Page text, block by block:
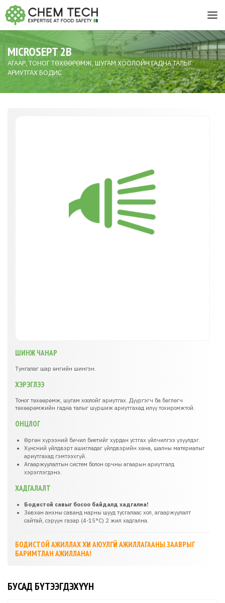
MICROSEPT 2B
АГААР, ТОНОГ ТӨХӨӨРӨМЖ, ШУГАМ ХООЛОЙН ГАДНА ТАЛЫГ
АРИУТГАХ БОДИС
ШИНЖ ЧАНАР
Тунгалаг шар өнгийн шингэн.
ХЭРЭГЛЭЭ
Тоног төхөөрөмж, шугам хоолойг ариутгах. Дүүргэгч ба бөглөгч
төхөөрөмжийн гадна талыг шүршиж ариутгахад илүү тохиромжтой.
ОНЦЛОГ
Өргөн хүрээний бичил биетийг хурдан устгах үйлчилгээ үзүүлдэг.
Хүнсний үйлдвэрт ашигладаг үйлдвэрийн хана, шалны материалыг
ариутгахад гэмтээхгүй.
Агааржуулалтын систем болон орчны агаарын ариутгалд
хэрэглэгдэнэ.
ХАДГАЛАЛТ
Бодистой савыг босоо байдалд хадгална!
Зөвхөн анхны саванд нарны шууд тусгалаас хол, агааржуулалт
сайтай, сэрүүн газар (4-15°C) 2 жил хадгална.
БОДИСТОЙ АЖИЛЛАХ ХҮН АЮУЛГҮЙ АЖИЛЛАГААНЫ ЗААВРЫГ
БАРИМТЛАН АЖИЛЛАНА!
БУСАД БҮТЭЭГДЭХҮҮН